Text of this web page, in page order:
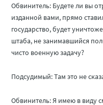
Обвинитель: Будете ли вы
изданной вами, прямо
государство, будет
штаба, не занимавшийся
чисто военную задачу?
Подсудимый: Там это не
Обвинитель: Я имею в виду